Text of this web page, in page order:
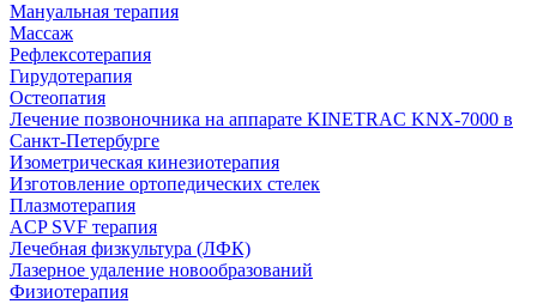
Мануальная терапия
Массаж
Рефлексотерапия
Гирудотерапия
Остеопатия
Лечение позвоночника на аппарате KINETRAC KNX-7000 в
Санкт-Петербурге
Изометрическая кинезиотерапия
Изготовление ортопедических стелек
Плазмотерапия
ACP SVF терапия
Лечебная физкультура (ЛФК)
Лазерное удаление новообразований
Физиотерапия